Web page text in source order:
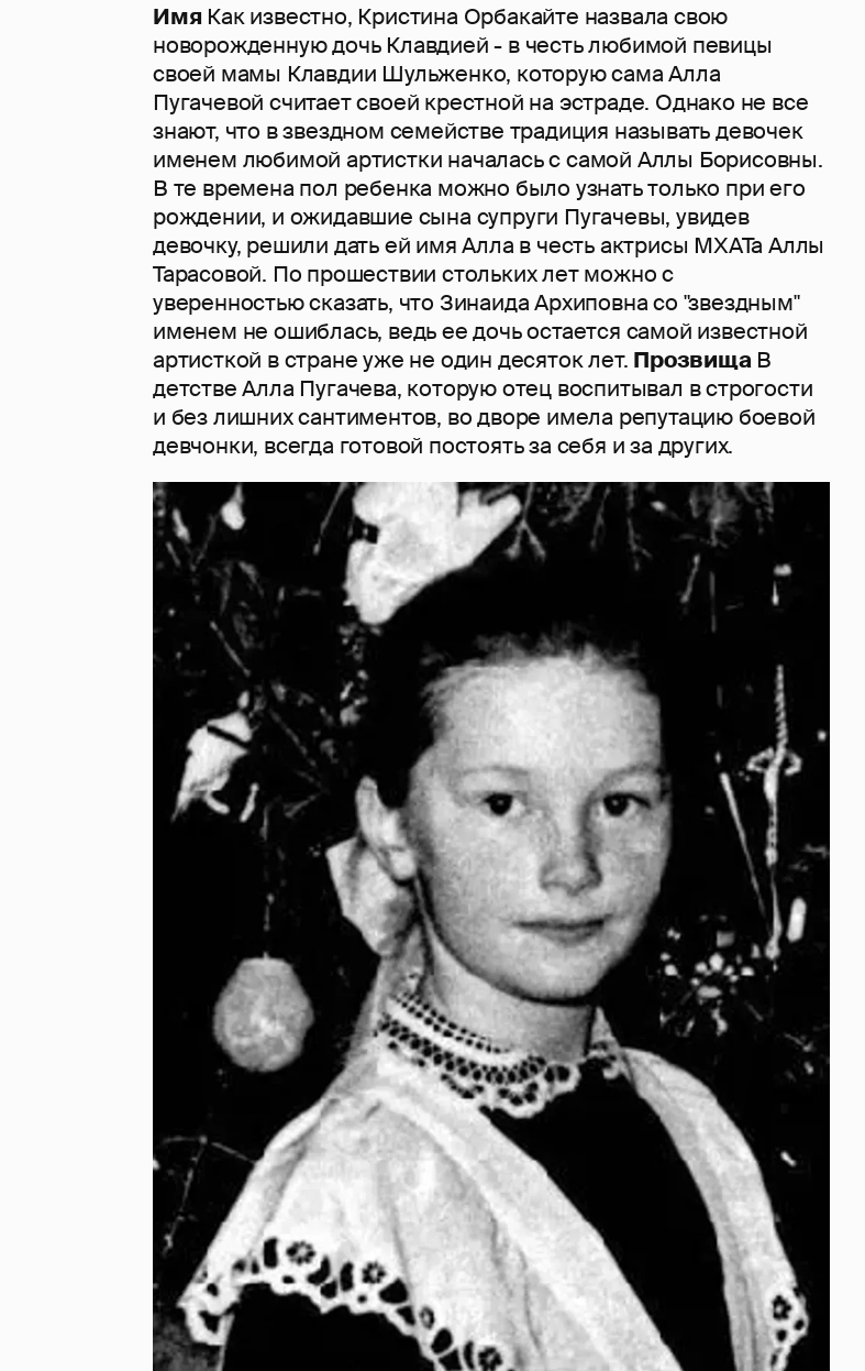
Имя Как известно, Кристина Орбакайте назвала свою
новорожденную дочь Клавдией - в честь любимой певицы
своей мамы Клавдии Шульженко, которую сама Алла
Пугачевой считает своей крестной на эстраде. Однако не все
знают, что в звездном семействе традиция называть девочек
именем любимой артистки началась с самой Аллы Борисовны.
В те времена пол ребенка можно было узнать только при его
рождении, и ожидавшие сына супруги Пугачевы, увидев
девочку, решили дать ей имя Алла в честь актрисы МХАТа Аллы
Тарасовой. По прошествии стольких лет можно с
уверенностью сказать, что Зинаида Архиповна со "звездным"
именем не ошиблась, ведь ее дочь остается самой известной
артисткой в стране уже не один десяток лет. ПрозвищаВ
детстве Алла Пугачева, которую отец воспитывал в строгости
и без лишних сантиментов, во дворе имела репутацию боевой
девчонки, всегда готовой постоять за себя и за других.